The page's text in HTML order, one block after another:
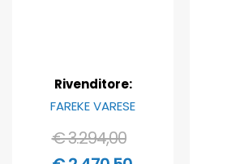
Rivenditore:
FAREKE VARESE
€ 3.294,00